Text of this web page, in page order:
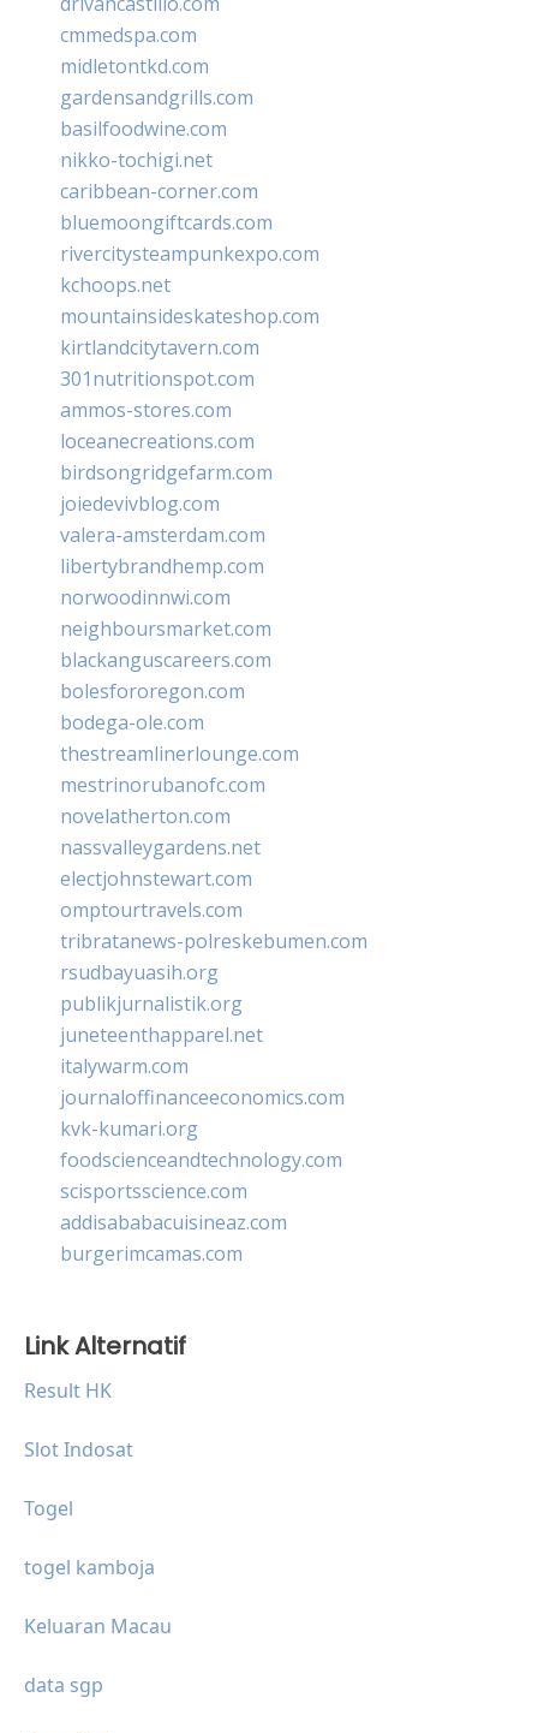
cmmedspa.com
midletontkd.com
gardensandgrills.com
basilfoodwine.com
nikko-tochigi.net
caribbean-corner.com
bluemoongiftcards.com
rivercitysteampunkexpo.com
kchoops.net
mountainsideskateshop.com
kirtlandcitytavern.com
301nutritionspot.com
ammos-stores.com
loceanecreations.com
birdsongridgefarm.com
joiedevivblog.com
valera-amsterdam.com
libertybrandhemp.com
norwoodinnwi.com
neighboursmarket.com
blackanguscareers.com
bolesfororegon.com
bodega-ole.com
thestreamlinerlounge.com
mestrinorubanofc.com
novelatherton.com
nassvalleygardens.net
electjohnstewart.com
omptourtravels.com
tribratanews-polreskebumen.com
rsudbayuasih.org
publikjurnalistik.org
juneteenthapparel.net
italywarm.com
journaloffinanceeconomics.com
kvk-kumari.org
foodscienceandtechnology.com
scisportsscience.com
addisababacuisineaz.com
burgerimcamas.com
Link Alternatif
Result HK
Slot Indosat
Togel
togel kamboja
Keluaran Macau
data sgp